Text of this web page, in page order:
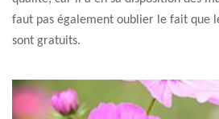
faut pas également oublier le fait que
sont gratuits.